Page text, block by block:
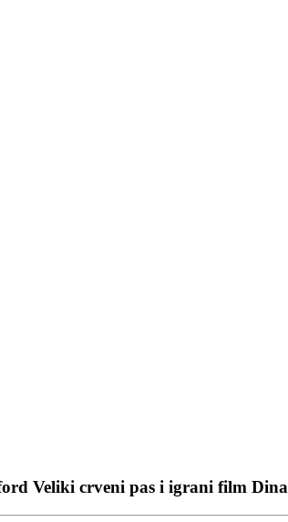
Veliki crveni pas i igrani film Dina